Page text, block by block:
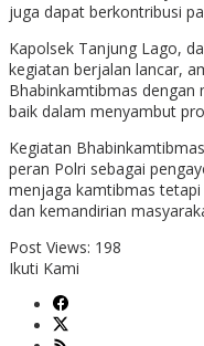
juga dapat berkontribusi
Kapolsek Tanjung Lago,
kegiatan berjalan lancar,
Bhabinkamtibmas dengan
baik dalam menyambut
Kegiatan
peran Polri sebagai
menjaga kamtibmas
dan kemandirian
Post Views: 198
Ikuti Kami